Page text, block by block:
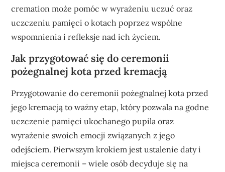
cremation może pomóc w wyrażeniu uczuć oraz
uczczeniu pamięci o kotach poprzez wspólne
wspomnienia i refleksje nad ich życiem.
Jak przygotować się do ceremonii
pożegnalnej kota przed kremacją
Przygotowanie do ceremonii pożegnalnej kota przed
jego kremacją to ważny etap, który pozwala na godne
uczczenie pamięci ukochanego pupila oraz
wyrażenie swoich emocji związanych z jego
odejściem. Pierwszym krokiem jest ustalenie daty i
miejsca ceremonii – wiele osób decyduje się na